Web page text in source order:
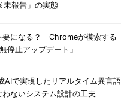
未報告」の実態
要になる？ Chromeが模索する
停止アップデート」
AIで実現したリアルタイム異言語
ないシステム設計の工夫